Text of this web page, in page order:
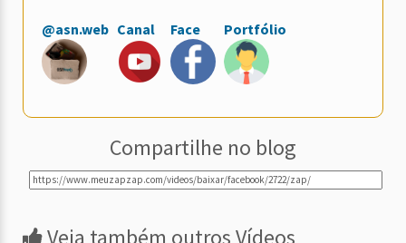
@asn.web Canal Face Portfólio
Compartilhe no blog
Veja também outros Vídeos